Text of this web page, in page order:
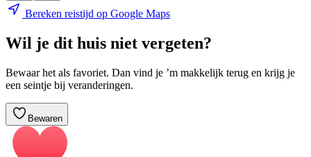
Bereken reistijd op Google Maps
Wil je dit huis niet vergeten?
Bewaar het als favoriet. Dan vind je ’m makkelijk terug en krijg je
een seintje bij veranderingen.
Bewaren